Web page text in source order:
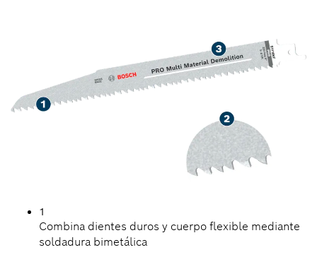
1
Combina dientes duros y cuerpo flexible mediante
soldadura bimetálica